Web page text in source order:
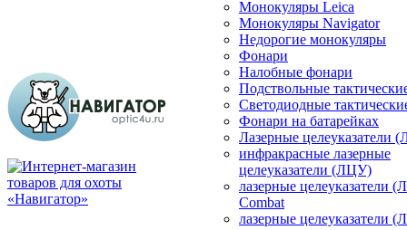
Монокуляры Leica
Монокуляры Navigator
Недорогие монокуляры
Фонари
Налобные фонари
Подствольные
Светодиодные
Фонари на батарейках
Лазерные целеуказатели
инфракрасные лазерные
целеуказатели (ЛЦУ)
лазерные целеуказатели
Combat
лазерные целеуказатели